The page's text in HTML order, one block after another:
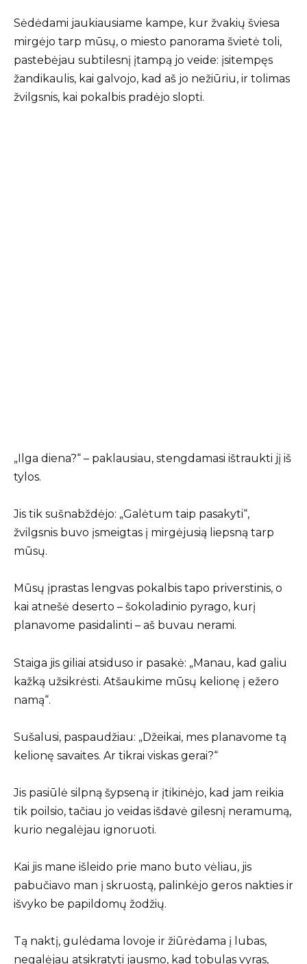
Sėdėdami jaukiausiame kampe, kur žvakių šviesa
mirgėjo tarp mūsų, o miesto panorama švietė toli,
pastebėjau subtilesnį įtampą jo veide: įsitempęs
žandikaulis, kai galvojo, kad aš jo nežiūriu, ir tolimas
žvilgsnis, kai pokalbis pradėjo slopti.
„Ilga diena?“ – paklausiau, stengdamasi ištraukti jį iš
tylos.
Jis tik sušnabždėjo: „Galėtum taip pasakyti“,
žvilgsnis buvo įsmeigtas į mirgėjusią liepsną tarp
mūsų.
Mūsų įprastas lengvas pokalbis tapo priverstinis, o
kai atnešė deserto – šokoladinio pyrago, kurį
planavome pasidalinti – aš buvau nerami.
Staiga jis giliai atsiduso ir pasakė: „Manau, kad galiu
kažką užsikrėsti. Atšaukime mūsų kelionę į ežero
namą“.
Sušalusi, paspaudžiau: „Džeikai, mes planavome tą
kelionę savaites. Ar tikrai viskas gerai?“
Jis pasiūlė silpną šypseną ir įtikinėjo, kad jam reikia
tik poilsio, tačiau jo veidas išdavė gilesnį neramumą,
kurio negalėjau ignoruoti.
Kai jis mane išleido prie mano buto vėliau, jis
pabučiavo man į skruostą, palinkėjo geros nakties ir
išvyko be papildomų žodžių.
Tą naktį, gulėdama lovoje ir žiūrėdama į lubas,
negalėjau atsikratyti jausmo, kad tobulas vyras,